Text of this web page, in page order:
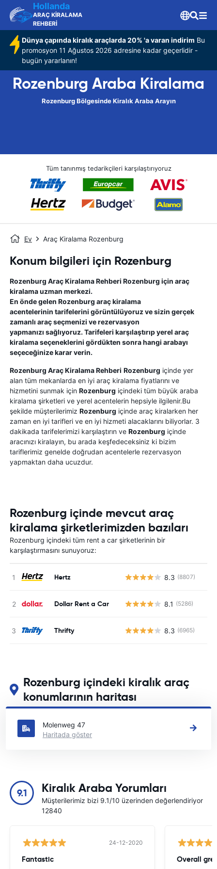
Hollanda
ARAÇ KİRALAMA
REHBERİ
Dünya çapında kiralık araçlarda 20% 'a varan indirim Bu
promosyon 11 Ağustos 2026 adresine kadar geçerlidir -
bugün yararlanın!
Rozenburg Araba Kiralama
Rozenburg Bölgesinde Kiralık Araba Arayın
Tüm tanınmış tedarikçileri karşılaştırıyoruz
Ev Araç Kiralama Rozenburg
Konum bilgileri için Rozenburg
Rozenburg Araç Kiralama Rehberi Rozenburg için araç
kiralama uzman merkezi.
En önde gelen Rozenburg araç kiralama
acentelerinin tarifelerini görüntülüyoruz ve sizin gerçek
zamanlı araç seçmenizi ve rezervasyon
yapmanızı sağlıyoruz. Tarifeleri karşılaştırıp yerel araç
kiralama seçeneklerini gördükten sonra hangi arabayı
seçeceğinize karar verin.
Rozenburg Araç Kiralama Rehberi Rozenburg içinde yer
alan tüm mekanlarda en iyi araç kiralama fiyatlarını ve
hizmetini sunmak için Rozenburg içindeki tüm büyük araba
kiralama şirketleri ve yerel acentelerin hepsiyle ilgilenir.Bu
şekilde müşterilerimiz Rozenburg içinde araç kiralarken her
zaman en iyi tarifleri ve en iyi hizmeti alacaklarını biliyorlar. 3
dakikada tarifelerimizi karşılaştırın ve Rozenburg içinde
aracınızı kiralayın, bu arada keşfedeceksiniz ki bizim
tariflerimiz genelde doğrudan acentelerle rezervasyon
yapmaktan daha ucuzdur.
Rozenburg içinde mevcut araç
kiralama şirketlerimizden bazıları
Rozenburg içindeki tüm rent a car şirketlerinin bir
karşılaştırmasını sunuyoruz:
Hertz 8.3 (8807)
Dollar Rent a Car 8.1 (5286)
Thrifty 8.3 (6965)
Rozenburg içindeki kiralık araç
konumlarının haritası
Rozenburg içindeki başlıca araç kiralama yerlerimizi görün
Molenweg 47
Haritada göster
9.1 Kiralık Araba Yorumları
Müşterilerimiz bizi 9.1/10 üzerinden değerlendiriyor
12840
24-12-2020
Fantastic Overall